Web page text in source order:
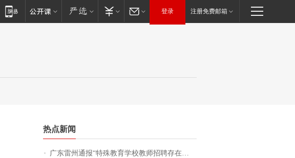
登录 注册免费邮箱
热点新闻
广东雷州通报“特殊教育学校教师招聘存在违规行为”：已启动问责程序 副校长被停职